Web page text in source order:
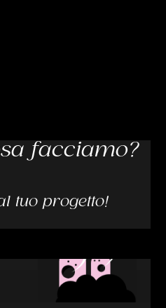
facciamo?
tuo progetto!